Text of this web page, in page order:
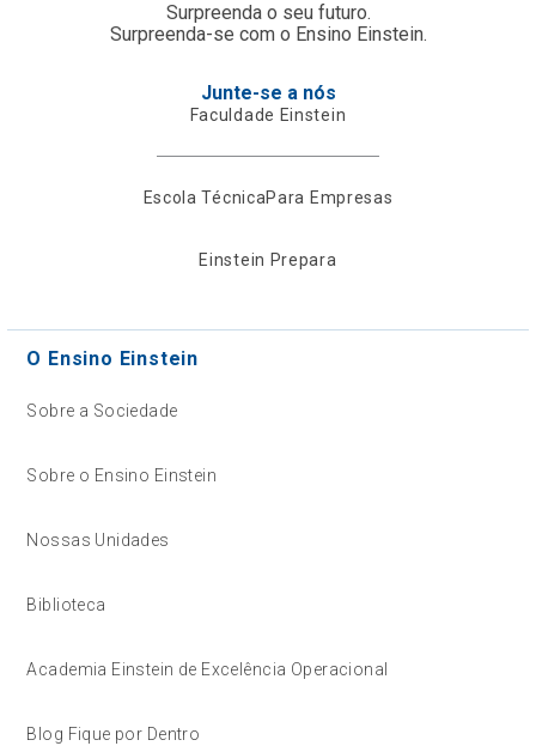
Surpreenda o seu futuro.
Surpreenda-se com o Ensino Einstein.
Junte-se a nós
Faculdade Einstein
Escola TécnicaPara Empresas
Einstein Prepara
O Ensino Einstein
Sobre a Sociedade
Sobre o Ensino Einstein
Nossas Unidades
Biblioteca
Academia Einstein de Excelência Operacional
Blog Fique por Dentro